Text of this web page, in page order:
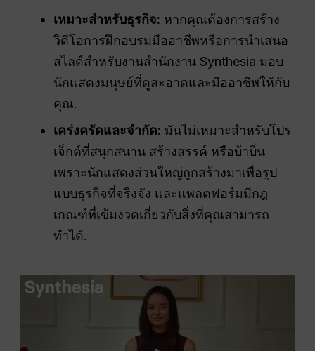
เหมาะสำหรับธุรกิจ: หากคุณต้องการสร้าง
วิดีโอการฝึกอบรมมืออาชีพหรือการนำเสนอ
สไลด์สำหรับงานสำนักงาน Synthesia มอบ
นักแสดงมนุษย์ที่ดูสะอาดและมืออาชีพให้กับ
คุณ.
เคร่งครัดและจำกัด: มันไม่เหมาะสำหรับโปร
เจ็กต์ที่สนุกสนาน สร้างสรรค์ หรือบ้าบิ่น
เพราะนักแสดงส่วนใหญ่ถูกสร้างมาเพื่อรูป
แบบธุรกิจที่จริงจัง และแพลตฟอร์มมีกฎ
เกณฑ์ที่เข้มงวดเกี่ยวกับสิ่งที่คุณสามารถ
ทำได้.